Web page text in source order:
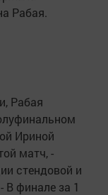
Рабая.
Рабая
Ириной
матч, -
стендовой и
В финале за 1